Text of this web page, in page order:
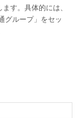
す。具体的には、
グループ」をセッ